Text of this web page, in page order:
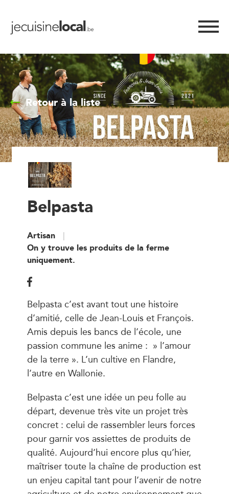
Retour à la liste
Belpasta
Artisan
On y trouve les produits de la ferme
uniquement.
Belpasta c’est avant tout une histoire
d’amitié, celle de Jean-Louis et François.
Amis depuis les bancs de l’école, une
passion commune les anime : » l’amour
de la terre ». L’un cultive en Flandre,
l’autre en Wallonie.
Belpasta c’est une idée un peu folle au
départ, devenue très vite un projet très
concret : celui de rassembler leurs forces
pour garnir vos assiettes de produits de
qualité. Aujourd’hui encore plus qu’hier,
maîtriser toute la chaîne de production est
un enjeu capital tant pour l’avenir de notre